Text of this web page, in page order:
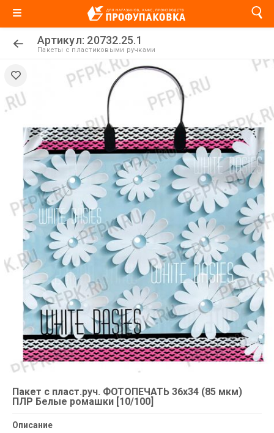
Артикул: 20732.25.1
Пакеты с пластиковыми ручками
Пакет с пласт.руч. ФОТОПЕЧАТЬ 36х34 (85 мкм)
ПЛР Белые ромашки [10/100]
Описание